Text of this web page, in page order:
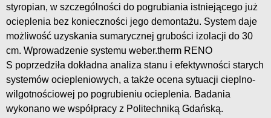
styropian, w szczególności do pogrubiania istniejącego już
ocieplenia bez konieczności jego demontażu. System daje
możliwość uzyskania sumarycznej grubości izolacji do 30
cm. Wprowadzenie systemu weber.therm RENO
S poprzedziła dokładna analiza stanu i efektywności starych
systemów ociepleniowych, a także ocena sytuacji cieplno-
wilgotnościowej po pogrubieniu ocieplenia. Badania
wykonano we współpracy z Politechniką Gdańską.